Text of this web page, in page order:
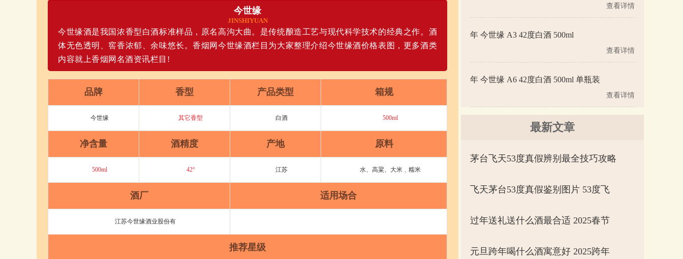
今世缘
JINSHIYUAN
今世缘酒是我国浓香型白酒标准样品，原名高沟大曲。是传统酿造工艺与现代科学技术的经典之作。酒
体无色透明、窖香浓郁、余味悠长。香烟网今世缘酒栏目为大家整理介绍今世缘酒价格表图，更多酒类
内容就上香烟网名酒资讯栏目!
品牌 香型 产品类型 箱规
今世缘 其它香型 白酒 500ml
净含量 酒精度 产地 原料
500ml 42° 江苏 水、高粱、大米﹑糯米
酒厂 适用场合
江苏今世缘酒业股份有
推荐星级
查看详情
年 今世缘 A3 42度白酒 500ml
查看详情
年 今世缘 A6 42度白酒 500ml 单瓶装
查看详情
最新文章
茅台飞天53度真假辨别最全技巧攻略
飞天茅台53度真假鉴别图片 53度飞
过年送礼送什么酒最合适 2025春节
元旦跨年喝什么酒寓意好 2025跨年